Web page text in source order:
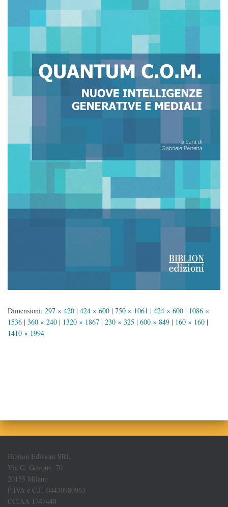
Dimensioni: 297 × 420 | 424 × 600 | 750 × 1061 | 424 × 600 | 1086 ×
1536 | 360 × 240 | 1320 × 1867 | 230 × 325 | 600 × 849 | 160 × 160 |
1410 × 1994
Biblion Edizioni SRL
Via G. Govone, 70
20155 Milano
P.IVA e C.F. 04430980963
CCIAA 1747448